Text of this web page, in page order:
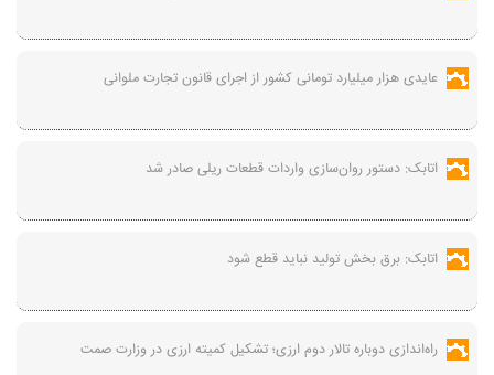
عایدی هزار میلیارد تومانی کشور از اجرای قانون تجارت ملوانی
اتابک: دستور روان‌سازی واردات قطعات ریلی صادر شد
اتابک: برق بخش تولید نباید قطع شود
راه‌اندازی دوباره تالار دوم ارزی؛ تشکیل کمیته ارزی در وزارت صمت